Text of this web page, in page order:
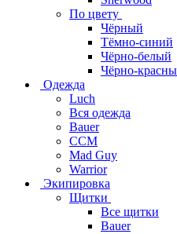
По цвету
Чёрный
Тёмно-синий
Чёрно-белый
Чёрно-
Одежда
Luch
Вся одежда
Bauer
CCM
Mad Guy
Warrior
Экипировка
Щитки
Все щитки
Bauer